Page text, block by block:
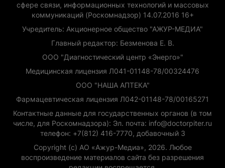
сфере связи, информационных технологий и массовых
коммуникаций (Роскомнадзор) 14.07.2016 16+
Учредитель: Акционерное общество "АЖУР-МЕДИА"
Главный редактор: Безменова Е. В.
ООО "Диагностический центр «Энерго»"
Медицинская лицензия Л041-01148-78/00324476
ООО "НАША АПТЕКА"
Фармацевтическая лицензия Л042-01148-78/00165271
Контактные данные для государственных органов (в том
числе, для Роскомнадзора): Эл. почта: info@doctorpiter.ru
телефон: +7(812) 416-7770, добавочный 3
Copyright (с) АО «Ажур-Медиа», 2026. Любое
воспроизведение материалов сайта без разрешения